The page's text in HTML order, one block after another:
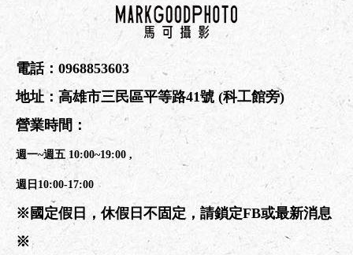
電話： 0968853603
地址：高雄市三民區平等路41號 (科工館旁)
營業時間：
週一~週五 10:00~19:00 ,
週日10:00-17:00
※國定假日，休假日不固定，請鎖定FB或最新消息
※